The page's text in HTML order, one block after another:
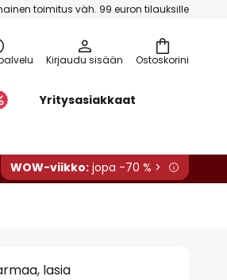
toimitus väh. 99 euron tilauksille
Ostoskorini
Kirjaudu sisään
Yritysasiakkaat
WOW-viikko: jopa -70 % >
lasia